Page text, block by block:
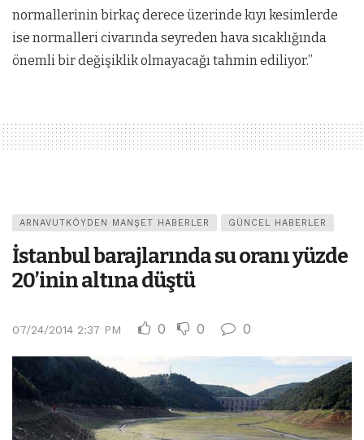
normallerinin birkaç derece üzerinde kıyı kesimlerde
ise normalleri civarında seyreden hava sıcaklığında
önemli bir değişiklik olmayacağı tahmin ediliyor.”
ARNAVUTKÖYDEN MANŞET HABERLER GÜNCEL HABERLER
İstanbul barajlarında su oranı yüzde
20’inin altına düştü
07/24/2014 2:37 PM 0 0 0